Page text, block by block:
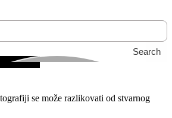
Search
se može razlikovati od stvarnog